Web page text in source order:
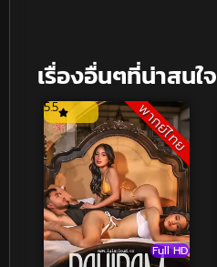
เรื่องอื่นๆที่น่าสนใจ
พากย์ไทย
Full HD
5.5